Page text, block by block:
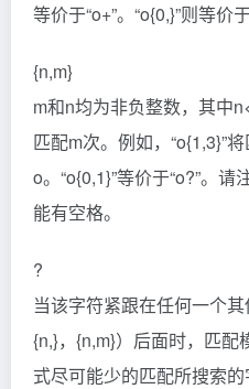
等价于“o+”。“o{0,}”则等价于
{n,m}
m和n均为非负整数，其中
匹配m次。例如，“o{1,3}”
o。“o{0,1}”等价于“o?”。
能有空格。
?
当该字符紧跟在任何一个其
{n,}，{n,m}）后面时，匹
式尽可能少的匹配所搜索